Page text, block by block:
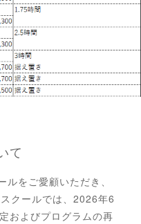
て
をご愛顧いただき、
クールでは、2026年6
およびプログラムの再